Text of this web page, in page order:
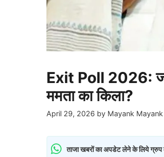
Exit Poll 2026:
ममता का किला?
April 29, 2026 by Mayank
ताजा खबरों का अपडेट लेने के लिये ग्रुप